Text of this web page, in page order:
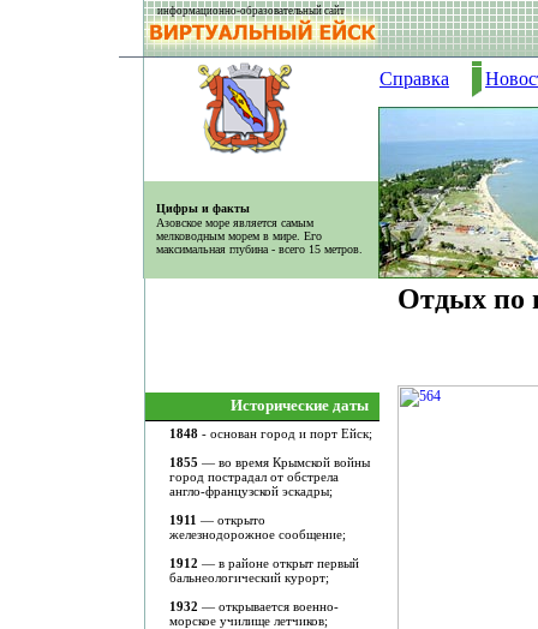
информационно-образовательный сайт
Цифры и факты
Азовское море является самым
мелководным морем в мире. Его
максимальная глубина - всего 15 метров.
Справка
Исторические даты
1848 - основан город и порт Ейск;
1855 — во время Крымской войны
город пострадал от обстрела
англо-французской эскадры;
1911 — открыто
железнодорожное сообщение;
1912 — в районе открыт первый
бальнеологический курорт;
1932 — открывается военно-
морское училище летчиков;
Отдых по